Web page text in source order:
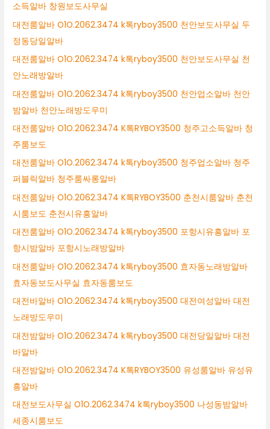
소득알바 창원보도사무실
대전룸알바 O1O.2062.3474 k톡ryboy3500 천안보도사무실 두
정동당일알바
대전룸알바 O1O.2062.3474 k톡ryboy3500 천안보도사무실 천
안노래방알바
대전룸알바 O1O.2062.3474 k톡ryboy3500 천안업소알바 천안
밤알바 천안노래방도우미
대전룸알바 O1O.2062.3474 K톡RYBOY3500 청주고소득알바 청
주룸보도
대전룸알바 O1O.2062.3474 k톡ryboy3500 청주업소알바 청주
퍼블릭알바 청주룸싸롱알바
대전룸알바 O1O.2062.3474 K톡RYBOY3500 춘천시룸알바 춘천
시룸보도 춘천시유흥알바
대전룸알바 O1O.2062.3474 k톡ryboy3500 포항시유흥알바 포
항시밤알바 포항시노래방알바
대전룸알바 O1O.2062.3474 k톡ryboy3500 효자동노래방알바
효자동보도사무실 효자동룸보도
대전바알바 O1O.2062.3474 k톡ryboy3500 대전여성알바 대전
노래방도우미
대전밤알바 O1O.2062.3474 k톡ryboy3500 대전당일알바 대전
바알바
대전밤알바 O1O.2062.3474 K톡RYBOY3500 유성룸알바 유성유
흥알바
대전보도사무실 O1O.2062.3474 k톡ryboy3500 나성동밤알바
세종시룸보도